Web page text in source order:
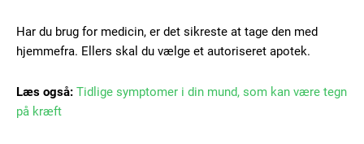
Free limited access
Gratis / forever
Har du brug for medicin, er det sikreste at tage den med
hjemmefra. Ellers skal du vælge et autoriseret apotek.
Læs også: Tidlige symptomer i din mund, som kan være tegn
på kræft